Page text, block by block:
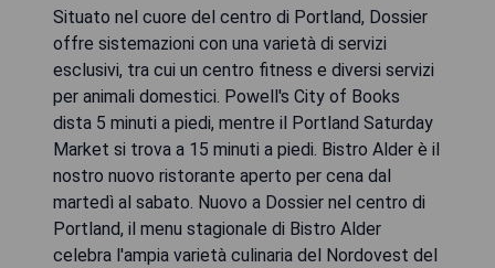
Situato nel cuore del centro di Portland, Dossier
offre sistemazioni con una varietà di servizi
esclusivi, tra cui un centro fitness e diversi servizi
per animali domestici. Powell's City of Books
dista 5 minuti a piedi, mentre il Portland Saturday
Market si trova a 15 minuti a piedi. Bistro Alder è il
nostro nuovo ristorante aperto per cena dal
martedì al sabato. Nuovo a Dossier nel centro di
Portland, il menu stagionale di Bistro Alder
celebra l'ampia varietà culinaria del Nordovest del